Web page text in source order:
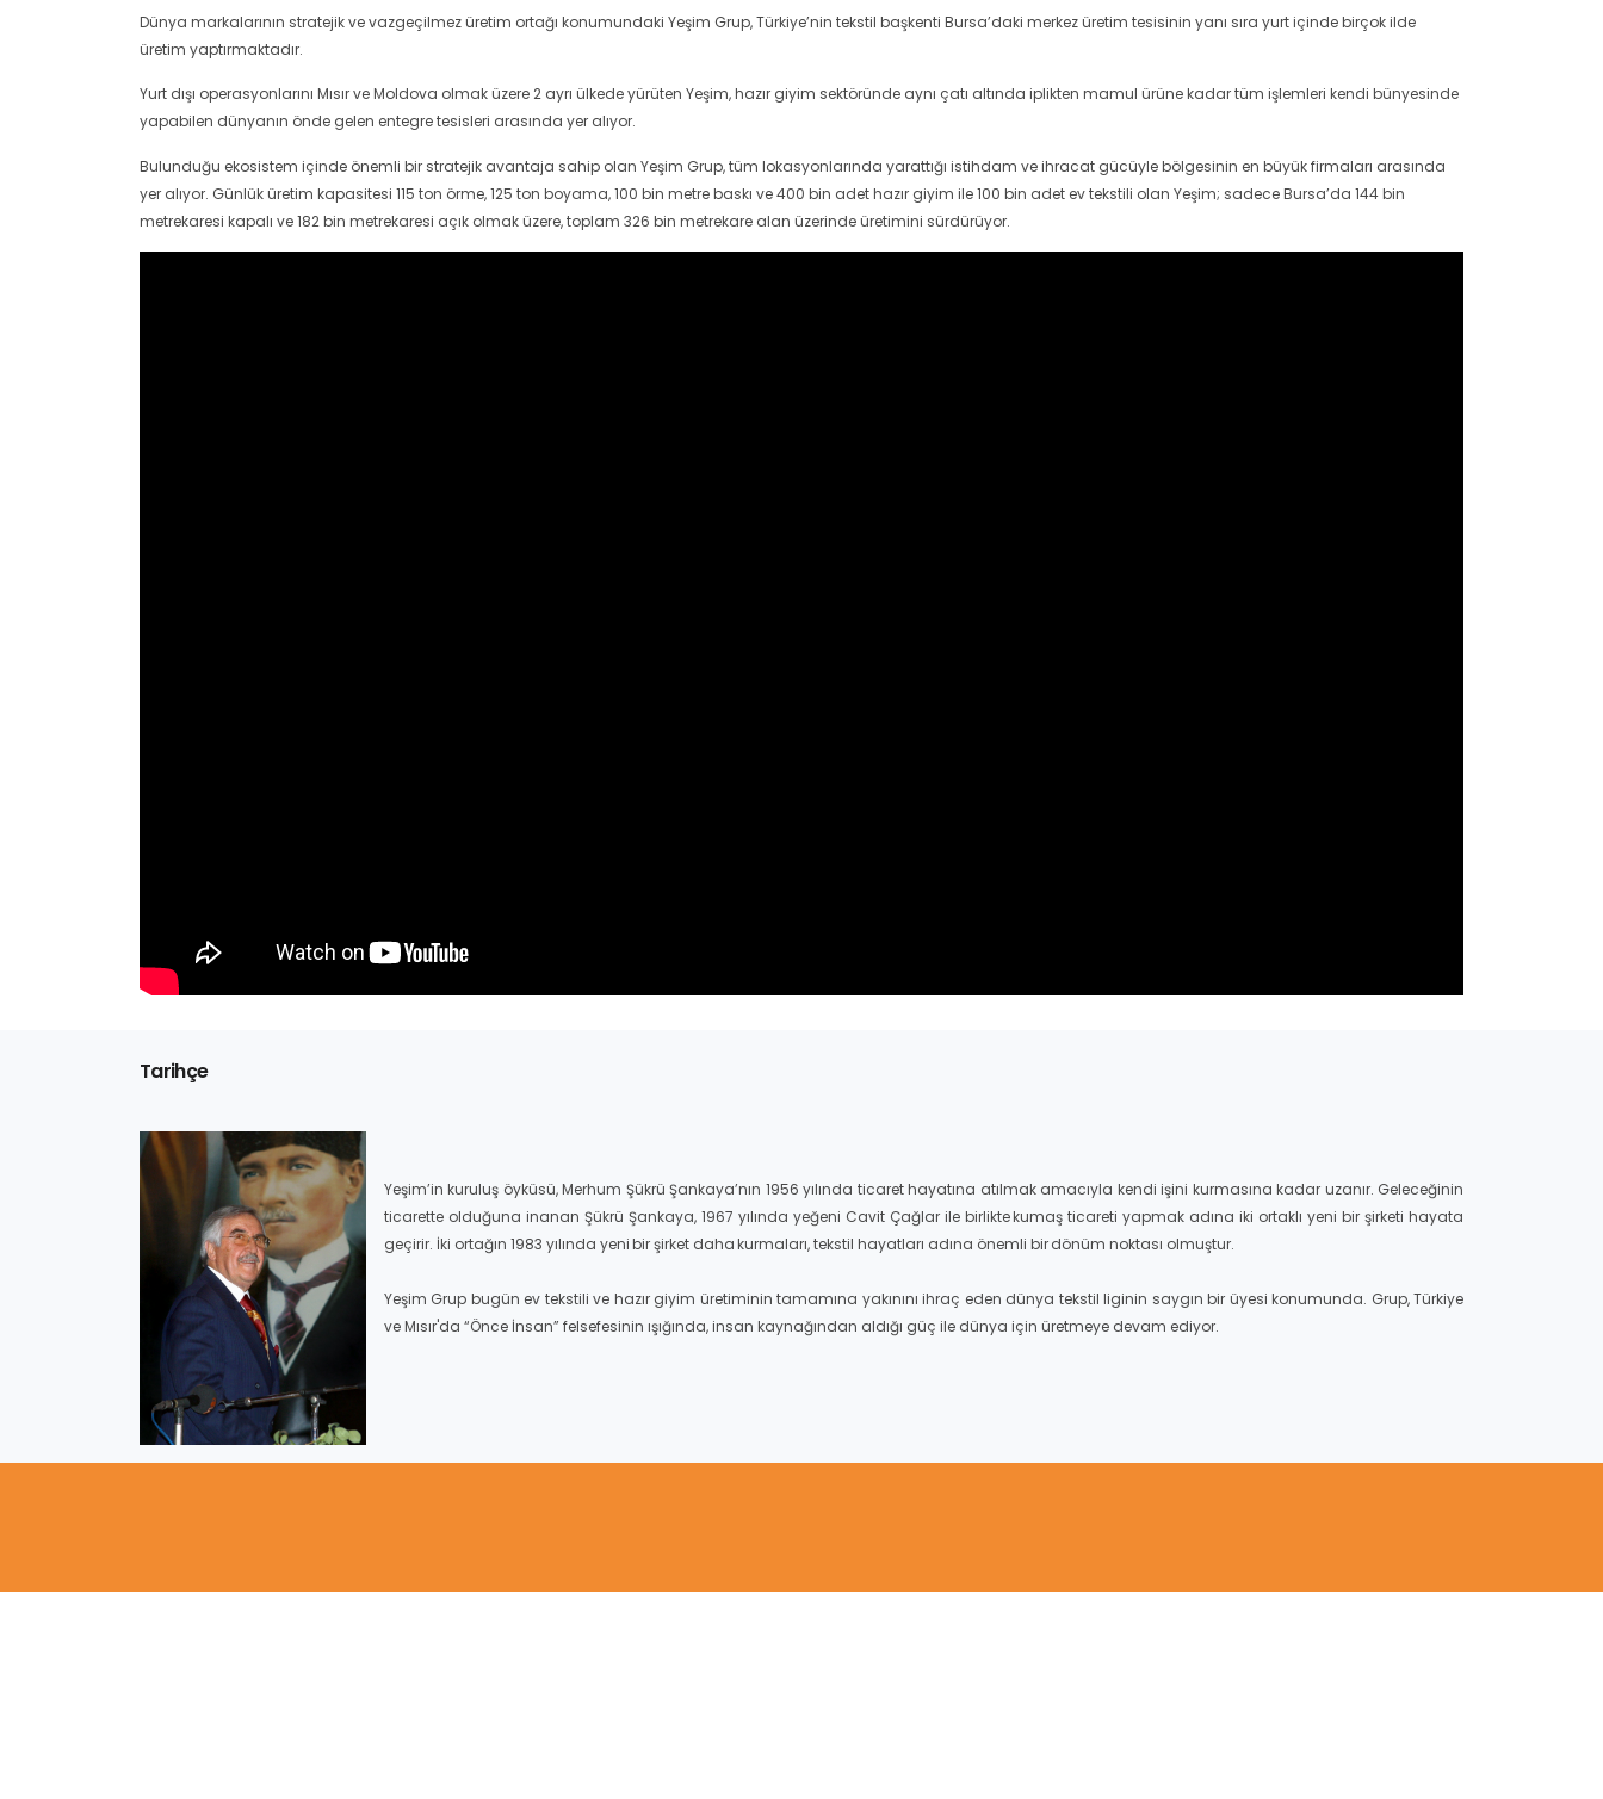
Dünya markalarının stratejik ve vazgeçilmez üretim ortağı konumundaki Yeşim Grup, Türkiye’nin tekstil başkenti Bursa’daki merkez üretim tesisinin yanı sıra yurt içinde birçok ilde
üretim yaptırmaktadır.
Yurt dışı operasyonlarını Mısır ve Moldova olmak üzere 2 ayrı ülkede yürüten Yeşim, hazır giyim sektöründe aynı çatı altında iplikten mamul ürüne kadar tüm işlemleri kendi bünyesinde
yapabilen dünyanın önde gelen entegre tesisleri arasında yer alıyor.
Bulunduğu ekosistem içinde önemli bir stratejik avantaja sahip olan Yeşim Grup, tüm lokasyonlarında yarattığı istihdam ve ihracat gücüyle bölgesinin en büyük firmaları arasında
yer alıyor. Günlük üretim kapasitesi 115 ton örme, 125 ton boyama, 100 bin metre baskı ve 400 bin adet hazır giyim ile 100 bin adet ev tekstili olan Yeşim; sadece Bursa’da 144 bin
metrekaresi kapalı ve 182 bin metrekaresi açık olmak üzere, toplam 326 bin metrekare alan üzerinde üretimini sürdürüyor.
Tarihçe
Yeşim’in kuruluş öyküsü, Merhum Şükrü Şankaya’nın 1956 yılında ticaret hayatına atılmak amacıyla kendi işini kurmasına kadar uzanır. Geleceğinin
ticarette olduğuna inanan Şükrü Şankaya, 1967 yılında yeğeni Cavit Çağlar ile birlikte kumaş ticareti yapmak adına iki ortaklı yeni bir şirketi hayata
geçirir. İki ortağın 1983 yılında yeni bir şirket daha kurmaları, tekstil hayatları adına önemli bir dönüm noktası olmuştur.
Yeşim Grup bugün ev tekstili ve hazır giyim üretiminin tamamına yakınını ihraç eden dünya tekstil liginin saygın bir üyesi konumunda. Grup, Türkiye
ve Mısır'da “Önce İnsan” felsefesinin ışığında, insan kaynağından aldığı güç ile dünya için üretmeye devam ediyor.